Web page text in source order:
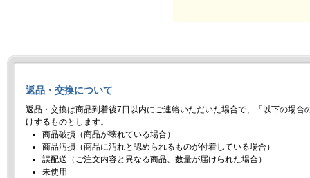
返品・交換について
返品・交換は商品到着後7日以内にご連絡いただいた場合で、「以下の場合
けするものとします。
商品破損（商品が壊れている場合）
商品汚損（商品に汚れと認められるものが付着している場合）
誤配送（ご注文内容と異なる商品、数量が届けられた場合）
未使用